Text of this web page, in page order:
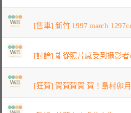
[售車] 新竹 1997 march
[討論] 能從照片感受到攝影者
[狂賀] 賀賀賀賀 賀！島村卯